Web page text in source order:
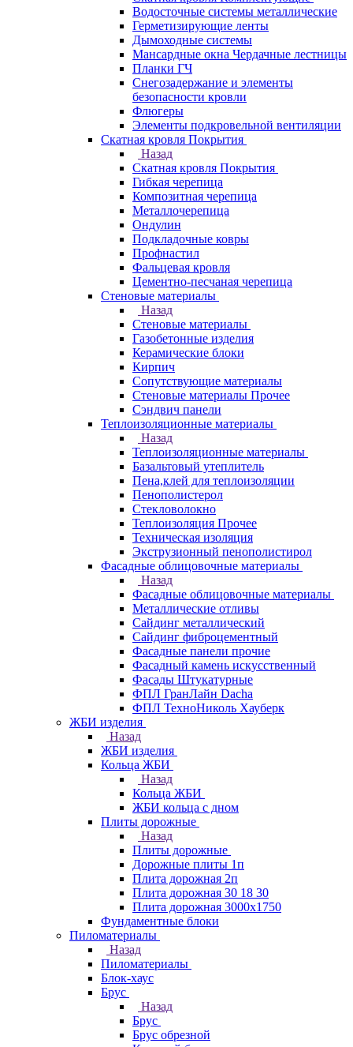
Водосточные системы металлические
Герметизирующие ленты
Дымоходные системы
Мансардные окна Чердачные лестницы
Планки ГЧ
Снегозадержание и элементы
безопасности кровли
Флюгеры
Элементы подкровельной вентиляции
Скатная кровля Покрытия
Назад
Скатная кровля Покрытия
Гибкая черепица
Композитная черепица
Металлочерепица
Ондулин
Подкладочные ковры
Профнастил
Фальцевая кровля
Цементно-песчаная черепица
Стеновые материалы
Назад
Стеновые материалы
Газобетонные изделия
Керамические блоки
Кирпич
Сопутствующие материалы
Стеновые материалы Прочее
Сэндвич панели
Теплоизоляционные материалы
Назад
Теплоизоляционные материалы
Базальтовый утеплитель
Пена,клей для теплоизоляции
Пенополистерол
Стекловолокно
Теплоизоляция Прочее
Техническая изоляция
Экструзионный пенополистирол
Фасадные облицовочные материалы
Назад
Фасадные облицовочные материалы
Металлические отливы
Сайдинг металлический
Сайдинг фиброцементный
Фасадные панели прочие
Фасадный камень искусственный
Фасады Штукатурные
ФПЛ ГранЛайн Dacha
ФПЛ ТехноНиколь Хауберк
ЖБИ изделия
Назад
ЖБИ изделия
Кольца ЖБИ
Назад
Кольца ЖБИ
ЖБИ кольца с дном
Плиты дорожные
Назад
Плиты дорожные
Дорожные плиты 1п
Плита дорожная 2п
Плита дорожная 30 18 30
Плита дорожная 3000х1750
Фундаментные блоки
Пиломатериалы
Назад
Пиломатериалы
Блок-хаус
Брус
Назад
Брус
Брус обрезной